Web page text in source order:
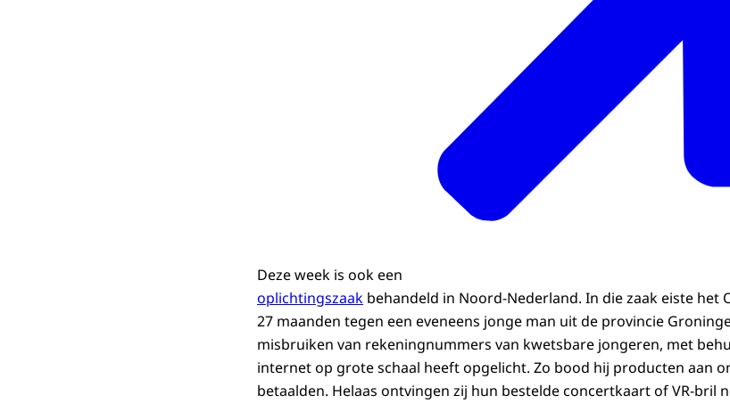
Deze week is ook een
oplichtingszaak behandeld in Noord-Nederland. In die zaak eiste het
27 maanden tegen een eveneens jonge man uit de provincie
misbruiken van rekeningnummers van kwetsbare jongeren, met
internet op grote schaal heeft opgelicht. Zo bood hij producten aan
betaalden. Helaas ontvingen zij hun bestelde concertkaart of VR-bril